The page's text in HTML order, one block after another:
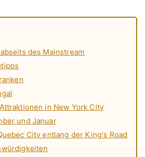
des Mainstream
in New York City
und Januar
City entlang der King's Road